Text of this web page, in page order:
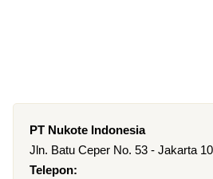
PT Nukote Indonesia
Jln. Batu Ceper No. 53 - Jakarta
Telepon: